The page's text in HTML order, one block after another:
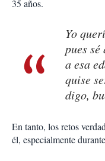
35 años.
Yo
pues
a esa
quise
digo,
En tanto, los retos
él, especialmente